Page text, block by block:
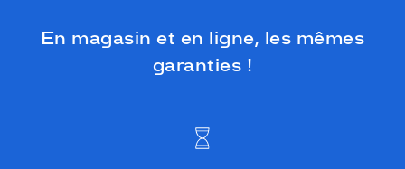
En magasin et en ligne, les mêmes
garanties !